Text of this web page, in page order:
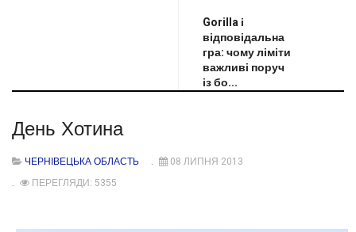
Gorilla і
відповідальна
гра: чому ліміти
важливі поруч
із бо...
День Хотина
ЧЕРНІВЕЦЬКА ОБЛАСТЬ
08 ЛИПНЯ 2013
ПЕРЕГЛЯДИ: 5355